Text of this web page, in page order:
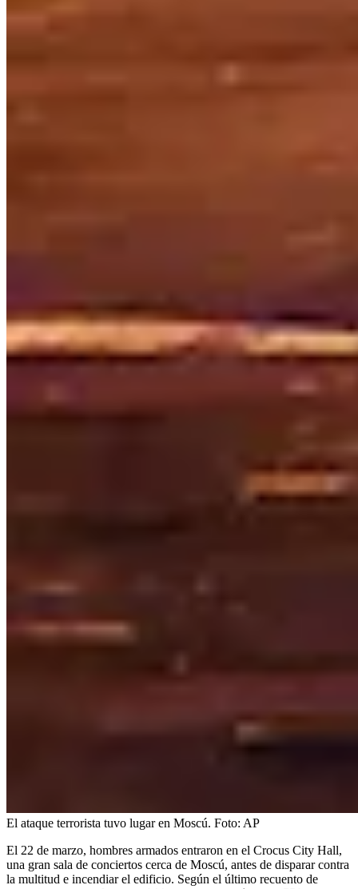
El ataque terrorista tuvo lugar en Moscú. Foto: AP
El 22 de marzo, hombres armados entraron en el Crocus City Hall,
una gran sala de conciertos cerca de Moscú, antes de disparar contra
la multitud e incendiar el edificio. Según el último recuento de